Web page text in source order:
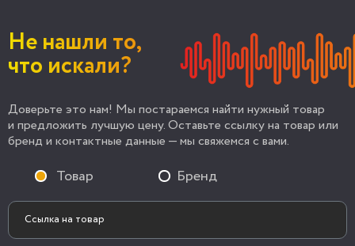
Не нашли то,
что искали?
Доверьте это нам! Мы постараемся найти нужный товар
и предложить лучшую цену. Оставьте ссылку на товар или
бренд и контактные данные — мы свяжемся с вами.
Товар Бренд